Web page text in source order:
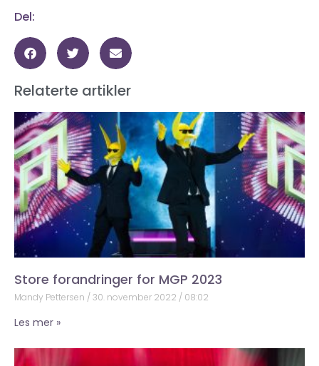
Del:
Relaterte artikler
Store forandringer for MGP 2023
Mandy Pettersen 30. november 2022 08:02
Les mer »